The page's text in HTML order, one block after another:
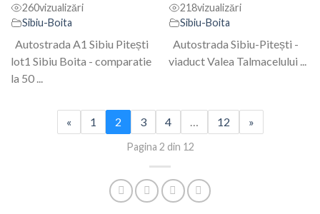
260vizualizări
Sibiu-Boita
Autostrada A1 Sibiu Pitești
lot1 Sibiu Boita - comparatie
la 50 ...
218vizualizări
Sibiu-Boita
Autostrada Sibiu-Pitești -
viaduct Valea Talmacelului ...
« 1 2 3 4 … 12 »
Pagina 2 din 12